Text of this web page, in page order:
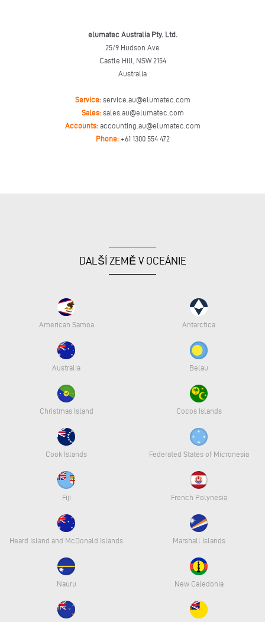
elumatec Australia Pty. Ltd.
25/9 Hudson Ave
Castle Hill, NSW 2154
Australia
Service: service.au@elumatec.com
Sales: sales.au@elumatec.com
Accounts: accounting.au@elumatec.com
Phone: +61 1300 554 472
DALŠÍ ZEMĚ V OCEÁNIE
American Samoa Antarctica
Australia Belau
Christmas Island Cocos Islands
Cook Islands Federated States of Micronesia
Fiji French Polynesia
Heard Island and McDonald Islands Marshall Islands
Nauru New Caledonia